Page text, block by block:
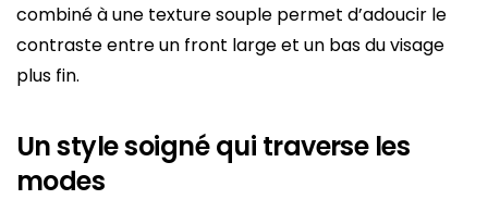
combiné à une texture souple permet d’adoucir le
contraste entre un front large et un bas du visage
plus fin.
Un style soigné qui traverse les
modes